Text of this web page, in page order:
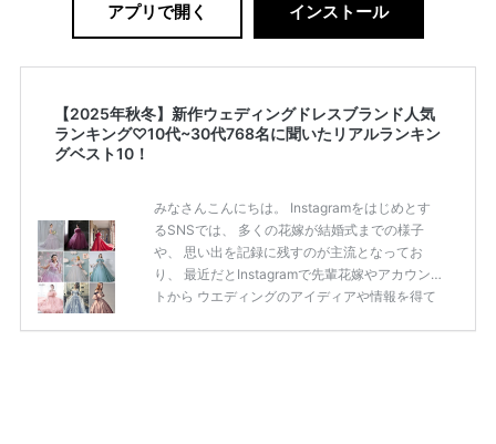
アプリで開く インストール
【2025年秋冬】新作ウェディングドレスブランド人気
ランキング♡10代~30代768名に聞いたリアルランキン
グベスト10！
みなさんこんにちは。 Instagramをはじめとす
るSNSでは、 多くの花嫁が結婚式までの様子
や、 思い出を記録に残すのが主流となってお
り、 最近だとInstagramで先輩花嫁やアカウン
トから ウエディングのアイディアや情報を得て